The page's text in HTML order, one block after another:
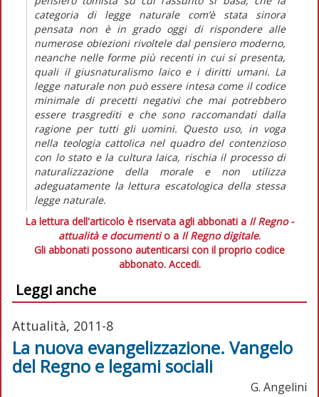
categoria di legge naturale com’è stata sinora
pensata non è in grado oggi di rispondere alle
numerose obiezioni rivoltele dal pensiero moderno,
neanche nelle forme più recenti in cui si presenta,
quali il giusnaturalismo laico e i diritti umani. La
legge naturale non può essere intesa come il codice
minimale di precetti negativi che mai potrebbero
essere trasgrediti e che sono raccomandati dalla
ragione per tutti gli uomini. Questo uso, in voga
nella teologia cattolica nel quadro del contenzioso
con lo stato e la cultura laica, rischia il processo di
naturalizzazione della morale e non utilizza
adeguatamente la lettura escatologica della stessa
legge naturale.
La lettura dell'articolo è riservata agli abbonati a Il Regno -
attualità e documentio a Il Regno digitale.
Gli abbonati possono autenticarsi con il proprio codice
abbonato. Accedi.
Leggi anche
Attualità, 2011-8
La nuova evangelizzazione. Vangelo
del Regno e legami sociali
G. Angelini